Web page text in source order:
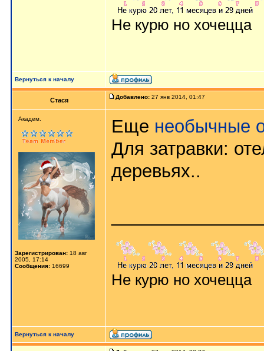
Не курю но хочецца
Вернуться к началу
Стася Добавлено: 27 янв 2014, 01:47
Aкaдeм.
Зарегистрирован: 18 авг
2005, 17:14
Сообщения: 16699
Еще необычные
Для затравки:
деревьях..
Не курю но хочецца
Вернуться к началу